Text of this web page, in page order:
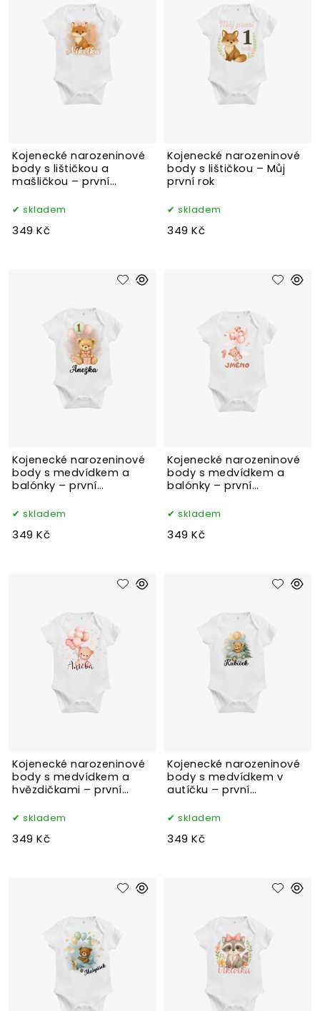
Kojenecké narozeninové
body s lištičkou a
mašličkou – první
skladem
349 Kč
Kojenecké narozeninové
body s lištičkou – Můj
první rok
skladem
349 Kč
Kojenecké narozeninové
body s medvídkem a
balónky – první
skladem
349 Kč
Kojenecké narozeninové
body s medvídkem a
balónky – první
skladem
349 Kč
Kojenecké narozeninové
body s medvídkem a
hvězdičkami – první
skladem
349 Kč
Kojenecké narozeninové
body s medvídkem v
autíčku – první
skladem
349 Kč